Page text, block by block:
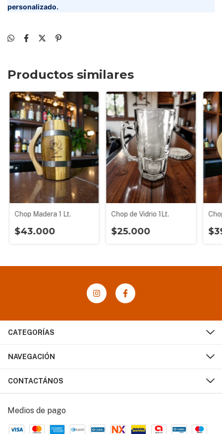
personalizado.
Productos similares
Chop Madera 1 Lt.
$43.000
Chop de Vidrio 1Lt.
$25.000
CATEGORÍAS
NAVEGACIÓN
CONTACTÁNOS
Medios de pago